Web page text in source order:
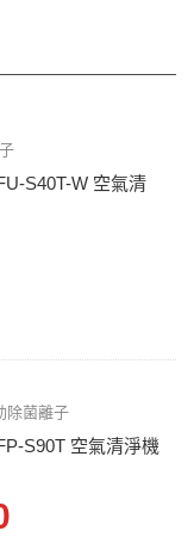
S40T-W 空氣清
除菌離子
S90T 空氣清淨機